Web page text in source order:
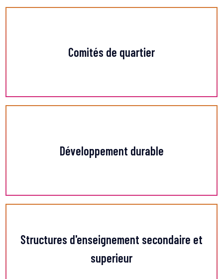
Comités de quartier
Développement durableEn savoir +
Structures d'enseignement secondaire et
superieur